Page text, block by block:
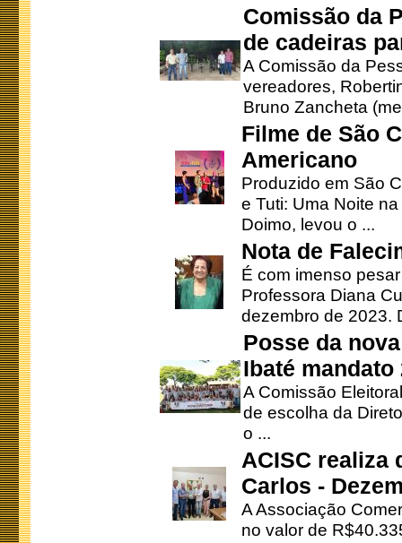
Comissão da
de cadeiras
A Comissão da
vereadores,
Bruno Zancheta
Filme de São
Americano
Produzido em São
e Tuti: Uma Noite
Doimo, levou o ...
Nota de
É com imenso
Professora Diana
dezembro de 2023.
Posse da
Ibaté mandato
A Comissão
de escolha da
o ...
ACISC realiza
Carlos -
A Associação
no valor de